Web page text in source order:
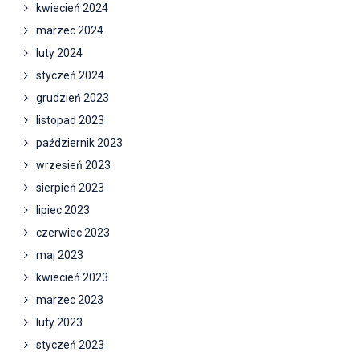
kwiecień 2024
marzec 2024
luty 2024
styczeń 2024
grudzień 2023
listopad 2023
październik 2023
wrzesień 2023
sierpień 2023
lipiec 2023
czerwiec 2023
maj 2023
kwiecień 2023
marzec 2023
luty 2023
styczeń 2023